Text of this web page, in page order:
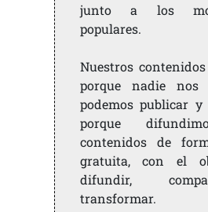
junto a los
populares.
Nuestros
porque nadie nos
podemos publicar
porque
contenidos de
gratuita, con el
difundir,
transformar.